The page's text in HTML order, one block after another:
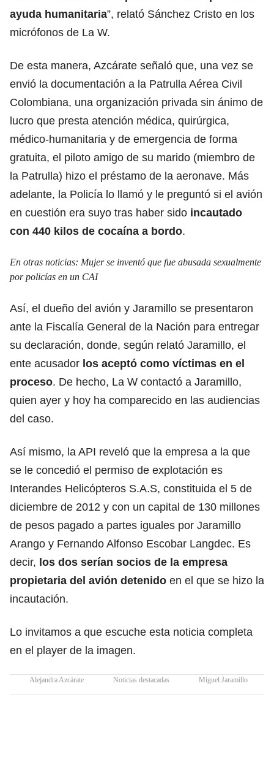
ayuda humanitaria”, relató Sánchez Cristo en los
micrófonos de La W.
De esta manera, Azcárate señaló que, una vez se
envió la documentación a la Patrulla Aérea Civil
Colombiana, una organización privada sin ánimo de
lucro que presta atención médica, quirúrgica,
médico-humanitaria y de emergencia de forma
gratuita, el piloto amigo de su marido (miembro de
la Patrulla) hizo el préstamo de la aeronave. Más
adelante, la Policía lo llamó y le preguntó si el avión
en cuestión era suyo tras haber sido incautado
con 440 kilos de cocaína a bordo.
En otras noticias: Mujer se inventó que fue abusada sexualmente
por policías en un CAI
Así, el dueño del avión y Jaramillo se presentaron
ante la Fiscalía General de la Nación para entregar
su declaración, donde, según relató Jaramillo, el
ente acusador los aceptó como víctimas en el
proceso. De hecho, La W contactó a Jaramillo,
quien ayer y hoy ha comparecido en las audiencias
del caso.
Así mismo, la API reveló que la empresa a la que
se le concedió el permiso de explotación es
Interandes Helicópteros S.A.S, constituida el 5 de
diciembre de 2012 y con un capital de 130 millones
de pesos pagado a partes iguales por Jaramillo
Arango y Fernando Alfonso Escobar Langdec. Es
decir, los dos serían socios de la empresa
propietaria del avión detenido en el que se hizo la
incautación.
Lo invitamos a que escuche esta noticia completa
en el player de la imagen.
Alejandra Azcárate Noticias destacadas Miguel Jaramillo